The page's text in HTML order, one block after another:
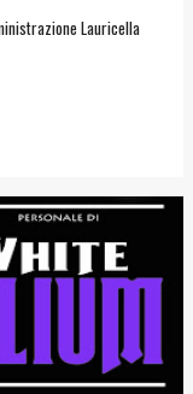
Lauricella